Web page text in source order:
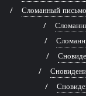
Сломанный письмо